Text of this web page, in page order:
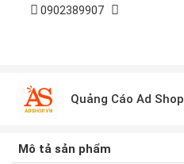
0902389907
Quảng Cáo Ad Shop
Mô tả sản phẩm